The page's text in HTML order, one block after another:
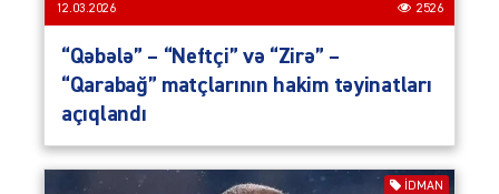
12.03.2026 2526
“Qəbələ” – “Neftçi” və “Zirə” –
“Qarabağ” matçlarının hakim təyinatları
açıqlandı
İDMAN